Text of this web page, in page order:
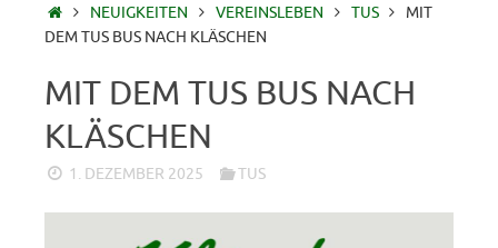
STARTSEITE
NEUIGKEITEN VEREINSLEBEN TUS
MIT
DEM TUS BUS NACH KLÄSCHEN
MIT DEM TUS BUS NACH
KLÄSCHEN
1. DEZEMBER 2025 TUS